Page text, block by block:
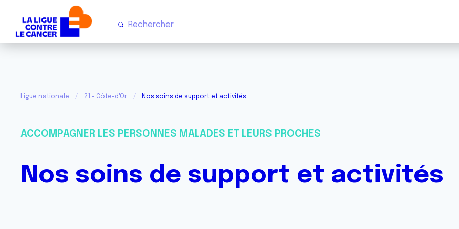
Ligue nationale 21 - Côte-d'Or Nos soins de support et activités
ACCOMPAGNER LES PERSONNES MALADES ET LEURS PROCHES
Nos soins de support et activités